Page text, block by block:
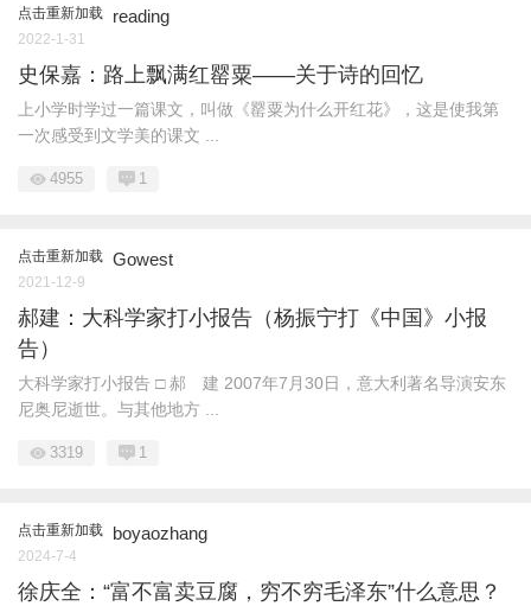
点击重新加载 reading
2022-1-31
史保嘉：路上飘满红罂粟——关于诗的回忆
上小学时学过一篇课文，叫做《罂粟为什么开红花》，这是使我第
一次感受到文学美的课文 ...
4955 1
点击重新加载 Gowest
2021-12-9
郝建：大科学家打小报告（杨振宁打《中国》小报
告）
大科学家打小报告 □ 郝 建 2007年7月30日，意大利著名导演安东
尼奥尼逝世。与其他地方 ...
3319 1
点击重新加载 boyaozhang
2024-7-4
徐庆全：“富不富卖豆腐，穷不穷毛泽东”什么意思？